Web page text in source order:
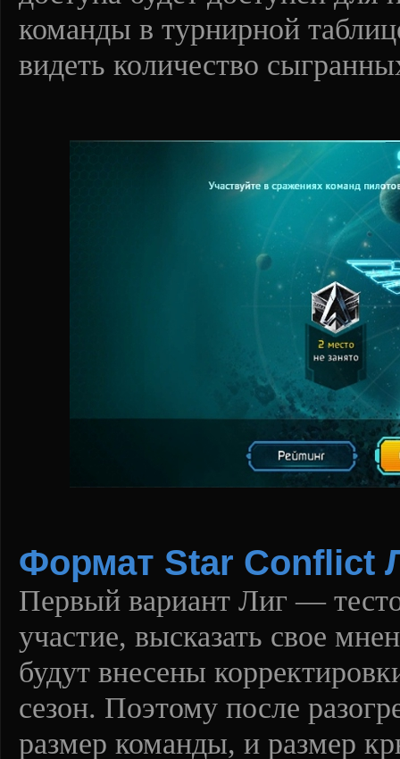
команды в турнирной
видеть количество
Формат Star Conflict
Первый вариант Лиг —
участие, высказать свое
будут внесены
сезон. Поэтому после
размер команды, и размер